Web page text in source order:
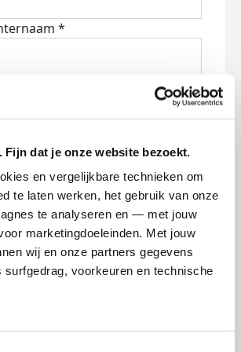
Fijn dat je onze website bezoekt.
en vergelijkbare technieken om
te laten werken, het gebruik van onze
te analyseren en — met jouw
marketingdoeleinden. Met jouw
wij en onze partners gegevens
voorkeuren en technische
*
op de hoogte van nieuws,
waarop ik kan
KWF via:
KWF omgaat met je